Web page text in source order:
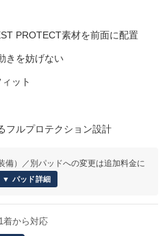
PROTECT素材を前面に配置
きを妨げない
ット
フルプロテクション設計
備）／別パッドへの変更は追加料金に
▼ パッド詳細
着から対応